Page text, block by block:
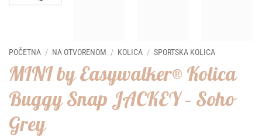
POČETNA / NA OTVORENOM / KOLICA / SPORTSKA KOLICA
MINI by Easywalker® Kolica
Buggy Snap JACKEY – Soho
Grey